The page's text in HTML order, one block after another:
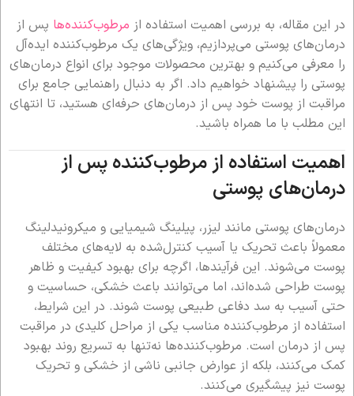
در این مقاله، به بررسی اهمیت استفاده از مرطوب‌کننده‌ها پس از
درمان‌های پوستی می‌پردازیم، ویژگی‌های یک مرطوب‌کننده ایده‌آل
را معرفی می‌کنیم و بهترین محصولات موجود برای انواع درمان‌های
پوستی را پیشنهاد خواهیم داد. اگر به دنبال راهنمایی جامع برای
مراقبت از پوست خود پس از درمان‌های حرفه‌ای هستید، تا انتهای
این مطلب با ما همراه باشید.
اهمیت استفاده از مرطوب‌کننده پس از
درمان‌های پوستی
درمان‌های پوستی مانند لیزر، پیلینگ شیمیایی و میکرونیدلینگ
معمولاً باعث تحریک یا آسیب کنترل‌شده به لایه‌های مختلف
پوست می‌شوند. این فرآیندها، اگرچه برای بهبود کیفیت و ظاهر
پوست طراحی شده‌اند، اما می‌توانند باعث خشکی، حساسیت و
حتی آسیب به سد دفاعی طبیعی پوست شوند. در این شرایط،
استفاده از مرطوب‌کننده مناسب یکی از مراحل کلیدی در مراقبت
پس از درمان است. مرطوب‌کننده‌ها نه‌تنها به تسریع روند بهبود
کمک می‌کنند، بلکه از عوارض جانبی ناشی از خشکی و تحریک
پوست نیز پیشگیری می‌کنند.